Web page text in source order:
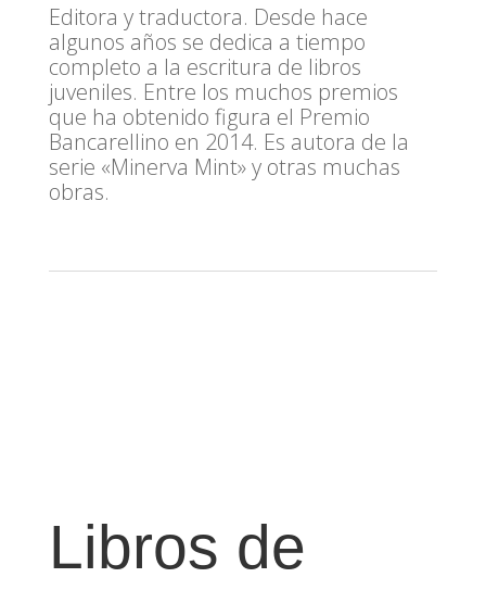
Editora y traductora. Desde hace
algunos años se dedica a tiempo
completo a la escritura de libros
juveniles. Entre los muchos premios
que ha obtenido figura el Premio
Bancarellino en 2014. Es autora de la
serie «Minerva Mint» y otras muchas
obras.
Libros de